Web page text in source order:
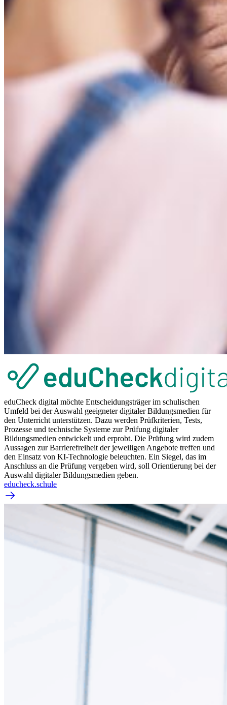
eduCheck digital möchte Entscheidungsträger im schulischen
Umfeld bei der Auswahl geeigneter digitaler Bildungsmedien für
den Unterricht unterstützen. Dazu werden Prüfkriterien, Tests,
Prozesse und technische Systeme zur Prüfung digitaler
Bildungsmedien entwickelt und erprobt. Die Prüfung wird zudem
Aussagen zur Barrierefreiheit der jeweiligen Angebote treffen und
den Einsatz von KI-Technologie beleuchten. Ein Siegel, das im
Anschluss an die Prüfung vergeben wird, soll Orientierung bei der
Auswahl digitaler Bildungsmedien geben.
educheck.schule